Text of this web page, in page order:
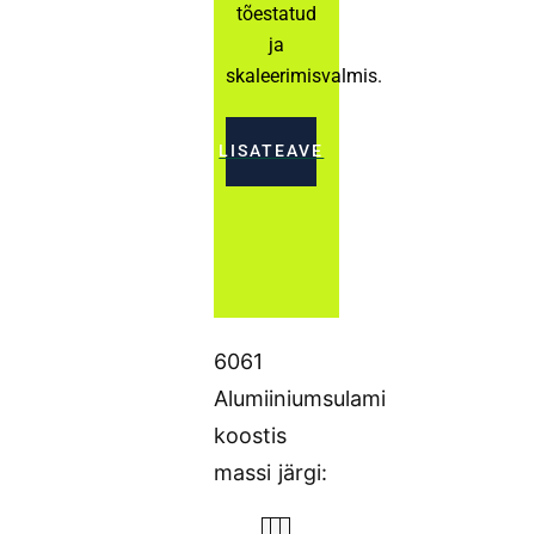
tõestatud
ja
skaleerimisvalmis.
LISATEAVE
6061
Alumiiniumsulami
koostis
massi järgi: